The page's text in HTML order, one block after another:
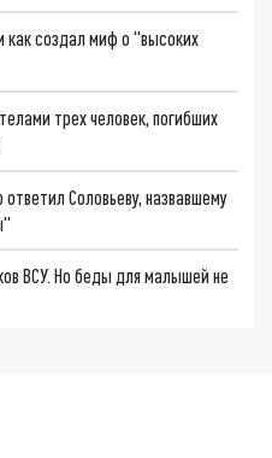
создал миф о "высоких
трех человек, погибших
Соловьеву, назвавшему
ВСУ. Но беды для малышей не